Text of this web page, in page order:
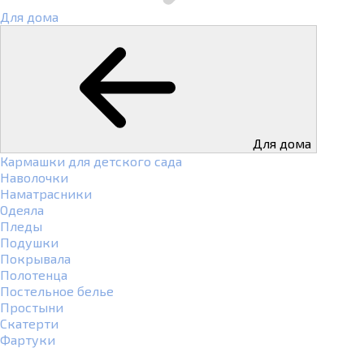
Для дома
Для дома
Кармашки для детского сада
Наволочки
Наматрасники
Одеяла
Пледы
Подушки
Покрывала
Полотенца
Постельное белье
Простыни
Скатерти
Фартуки